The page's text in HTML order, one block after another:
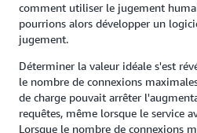
comment utiliser le jugement
pourrions alors développer un
jugement.
Déterminer la valeur idéale s'est
le nombre de connexions
de charge pouvait arrêter
requêtes, même lorsque le service
Lorsque le nombre de connexions